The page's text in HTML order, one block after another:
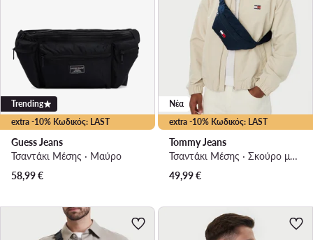
extra -10% Κωδικός: LAST
Trending
Guess Jeans
Τσαντάκι Μέσης · Μαύρο
58,99€
extra -10% Κωδικός: LAST
Νέα
Tommy Jeans
Τσαντάκι Μέσης · Σκούρο μπλε
49,99€